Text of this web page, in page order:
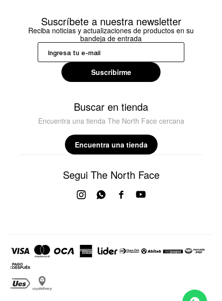
Suscríbete a nuestra newsletter
Reciba noticias y actualizaciones de productos en su
bandeja de entrada
Suscribirme
Buscar en tienda
Encuentra una tienda The North Face cercana
Encuentra una tienda
Segui The North Face
 
 